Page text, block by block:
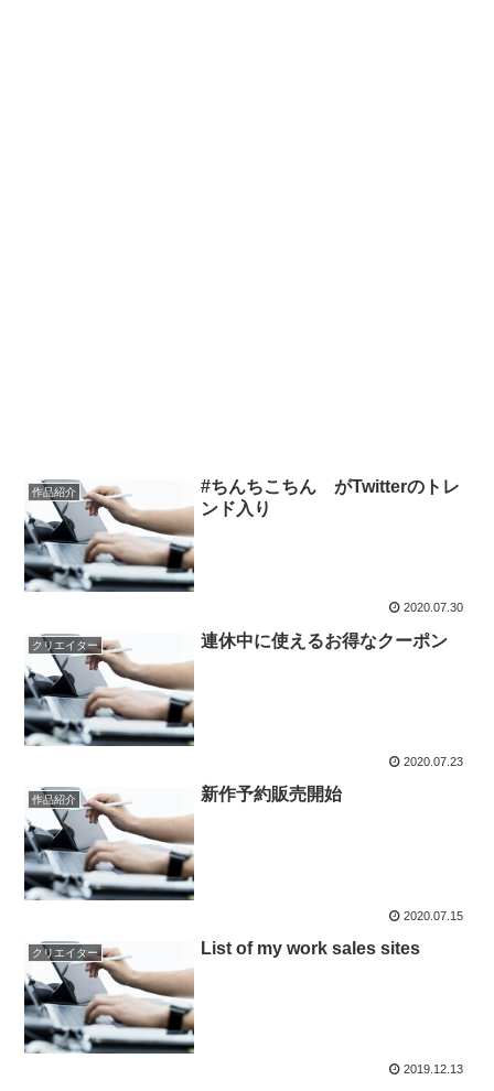
作品紹介
#ちんちこちん がTwitterのトレ
ンド入り
2020.07.30
クリエイター 連休中に使えるお得なクーポン
2020.07.23
作品紹介 新作予約販売開始
2020.07.15
クリエイター List of my work sales sites
2019.12.13